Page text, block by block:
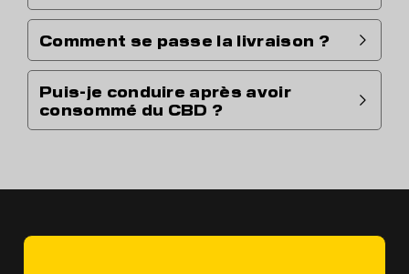
Comment se passe la livraison ?
Puis-je conduire après avoir
consommé du CBD ?